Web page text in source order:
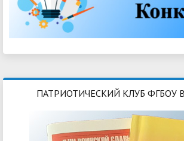
ПАТРИОТИЧЕСКИЙ КЛУБ ФГБОУ